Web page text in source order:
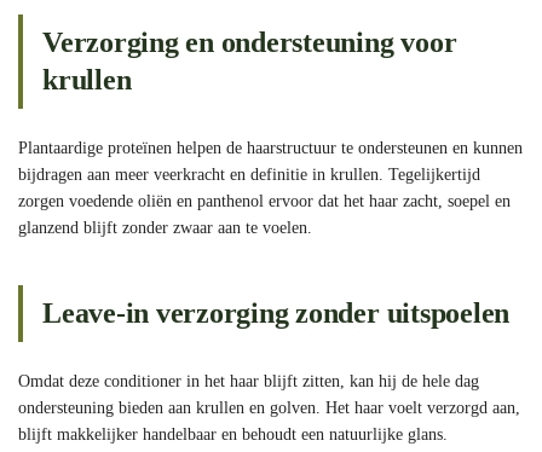
Verzorging en ondersteuning voor
krullen
Plantaardige proteïnen helpen de haarstructuur te ondersteunen en kunnen
bijdragen aan meer veerkracht en definitie in krullen. Tegelijkertijd
zorgen voedende oliën en panthenol ervoor dat het haar zacht, soepel en
glanzend blijft zonder zwaar aan te voelen.
Leave-in verzorging zonder uitspoelen
Omdat deze conditioner in het haar blijft zitten, kan hij de hele dag
ondersteuning bieden aan krullen en golven. Het haar voelt verzorgd aan,
blijft makkelijker handelbaar en behoudt een natuurlijke glans.